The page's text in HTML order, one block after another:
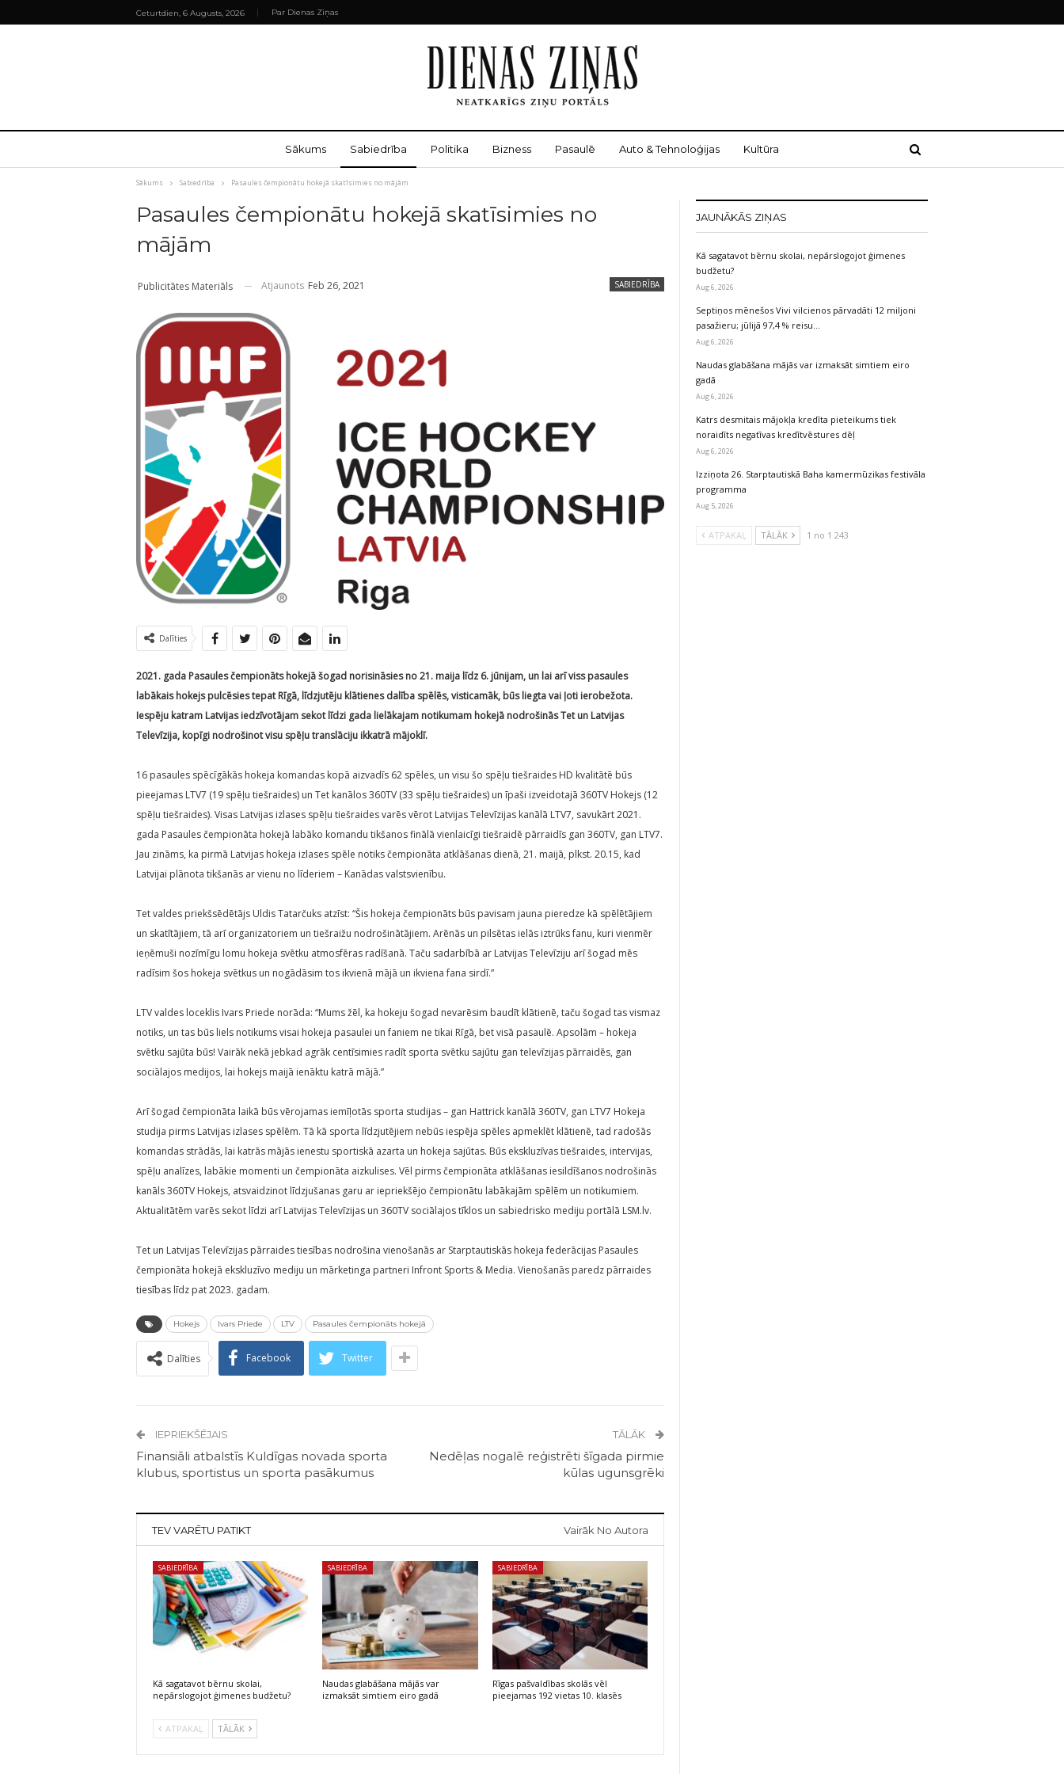
Ceturtdien, 6 Augusts, 2026 Par Dienas Ziņas
Sākums Sabiedrība Politika Bizness Pasaulē Auto & Tehnoloģijas Kultūra
Sākums Sabiedrība Pasaules čempionātu hokejā skatīsimies no mājām
Pasaules čempionātu hokejā skatīsimies no
mājām
SABIEDRĪBA
Publicitātes Materiāls Atjaunots Feb 26, 2021
Dalīties
2021. gada Pasaules čempionāts hokejā šogad norisināsies no 21. maija līdz 6. jūnijam, un lai arī viss pasaules
labākais hokejs pulcēsies tepat Rīgā, līdzjutēju klātienes dalība spēlēs, visticamāk, būs liegta vai ļoti ierobežota.
Iespēju katram Latvijas iedzīvotājam sekot līdzi gada lielākajam notikumam hokejā nodrošinās Tet un Latvijas
Televīzija, kopīgi nodrošinot visu spēļu translāciju ikkatrā mājoklī.
16 pasaules spēcīgākās hokeja komandas kopā aizvadīs 62 spēles, un visu šo spēļu tiešraides HD kvalitātē būs
pieejamas LTV7 (19 spēļu tiešraides) un Tet kanālos 360TV (33 spēļu tiešraides) un īpaši izveidotajā 360TV Hokejs (12
spēļu tiešraides). Visas Latvijas izlases spēļu tiešraides varēs vērot Latvijas Televīzijas kanālā LTV7, savukārt 2021.
gada Pasaules čempionāta hokejā labāko komandu tikšanos finālā vienlaicīgi tiešraidē pārraidīs gan 360TV, gan LTV7.
Jau zināms, ka pirmā Latvijas hokeja izlases spēle notiks čempionāta atklāšanas dienā, 21. maijā, plkst. 20.15, kad
Latvijai plānota tikšanās ar vienu no līderiem – Kanādas valstsvienību.
Tet valdes priekšsēdētājs Uldis Tatarčuks atzīst: “Šis hokeja čempionāts būs pavisam jauna pieredze kā spēlētājiem
un skatītājiem, tā arī organizatoriem un tiešraižu nodrošinātājiem. Arēnās un pilsētas ielās iztrūks fanu, kuri vienmēr
ieņēmuši nozīmīgu lomu hokeja svētku atmosfēras radīšanā. Taču sadarbībā ar Latvijas Televīziju arī šogad mēs
radīsim šos hokeja svētkus un nogādāsim tos ikvienā mājā un ikviena fana sirdī.”
LTV valdes loceklis Ivars Priede norāda: “Mums žēl, ka hokeju šogad nevarēsim baudīt klātienē, taču šogad tas vismaz
notiks, un tas būs liels notikums visai hokeja pasaulei un faniem ne tikai Rīgā, bet visā pasaulē. Apsolām – hokeja
svētku sajūta būs! Vairāk nekā jebkad agrāk centīsimies radīt sporta svētku sajūtu gan televīzijas pārraidēs, gan
sociālajos medijos, lai hokejs maijā ienāktu katrā mājā.”
Arī šogad čempionāta laikā būs vērojamas iemīļotās sporta studijas – gan Hattrick kanālā 360TV, gan LTV7 Hokeja
studija pirms Latvijas izlases spēlēm. Tā kā sporta līdzjutējiem nebūs iespēja spēles apmeklēt klātienē, tad radošās
komandas strādās, lai katrās mājās ienestu sportiskā azarta un hokeja sajūtas. Būs ekskluzīvas tiešraides, intervijas,
spēļu analīzes, labākie momenti un čempionāta aizkulises. Vēl pirms čempionāta atklāšanas iesildīšanos nodrošinās
kanāls 360TV Hokejs, atsvaidzinot līdzjušanas garu ar iepriekšējo čempionātu labākajām spēlēm un notikumiem.
Aktualitātēm varēs sekot līdzi arī Latvijas Televīzijas un 360TV sociālajos tīklos un sabiedrisko mediju portālā LSM.lv.
Tet un Latvijas Televīzijas pārraides tiesības nodrošina vienošanās ar Starptautiskās hokeja federācijas Pasaules
čempionāta hokejā ekskluzīvo mediju un mārketinga partneri Infront Sports & Media. Vienošanās paredz pārraides
tiesības līdz pat 2023. gadam.
Hokejs Ivars Priede LTV Pasaules čempionāts hokejā
Dalīties Facebook Twitter
IEPRIEKŠĒJAIS
Finansiāli atbalstīs Kuldīgas novada sporta
klubus, sportistus un sporta pasākumus
TĀLĀK
Nedēļas nogalē reģistrēti šīgada pirmie
kūlas ugunsgrēki
TEV VARĒTU PATIKT Vairāk No Autora
SABIEDRĪBA
Kā sagatavot bērnu skolai,
nepārslogojot ģimenes budžetu?
SABIEDRĪBA
Naudas glabāšana mājās var
izmaksāt simtiem eiro gadā
SABIEDRĪBA
Rīgas pašvaldības skolās vēl
pieejamas 192 vietas 10. klasēs
ATPAKAĻ TĀLĀK
JAUNĀKĀS ZIŅAS
Kā sagatavot bērnu skolai, nepārslogojot ģimenes
budžetu?
Aug 6, 2026
Septiņos mēnešos Vivi vilcienos pārvadāti 12 miljoni
pasažieru; jūlijā 97,4 % reisu…
Aug 6, 2026
Naudas glabāšana mājās var izmaksāt simtiem eiro
gadā
Aug 6, 2026
Katrs desmitais mājokļa kredīta pieteikums tiek
noraidīts negatīvas kredītvēstures dēļ
Aug 6, 2026
Izziņota 26. Starptautiskā Baha kamermūzikas festivāla
programma
Aug 5, 2026
ATPAKAĻ TĀLĀK 1 no 1 243